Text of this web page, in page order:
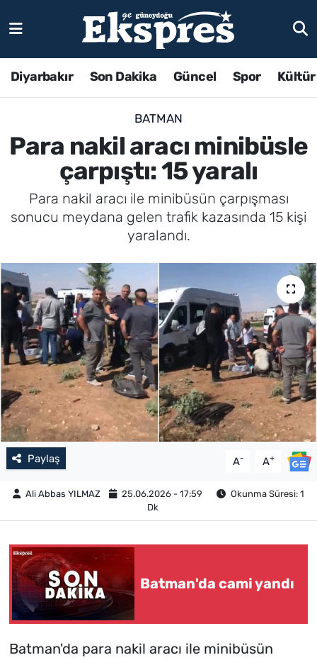
Diyarbakır Son Dakika Güncel Spor
BATMAN
Para nakil aracı minibüsle
çarpıştı: 15 yaralı
Para nakil aracı ile minibüsün çarpışması
sonucu meydana gelen trafik kazasında 15 kişi
yaralandı.
Paylaş A- A+
Ali Abbas YILMAZ 25.06.2026 - 17:59
Okunma Süresi: 1
Dk
Batman'da cami yandı
Batman'da para nakil aracı ile minibüsün